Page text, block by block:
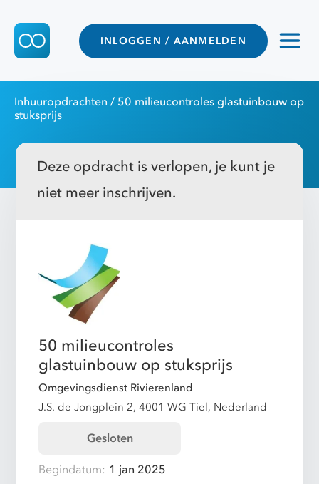
INLOGGEN / AANMELDEN
Inhuuropdrachten / 50 milieucontroles glastuinbouw op
stuksprijs
Deze opdracht is verlopen, je kunt je
niet meer inschrijven.
50 milieucontroles
glastuinbouw op stuksprijs
Omgevingsdienst Rivierenland
J.S. de Jongplein 2, 4001 WG Tiel, Nederland
Gesloten
Begindatum: 1 jan 2025